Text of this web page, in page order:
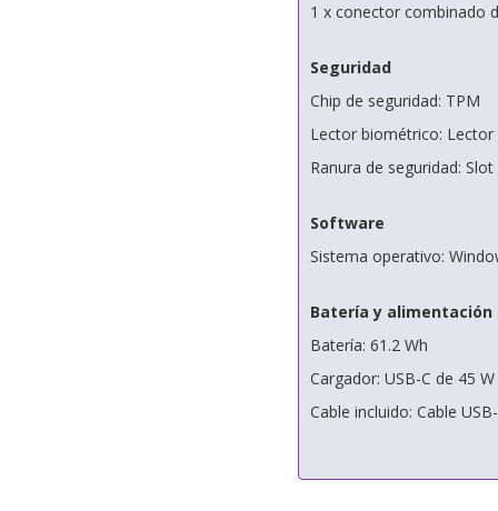
1 x conector combinado
Seguridad
Chip de seguridad: TPM
Lector biométrico: Lector
Ranura de seguridad:
Software
Sistema operativo:
Batería y alimentación
Batería: 61.2 Wh
Cargador: USB-C de 45
Cable incluido: Cable